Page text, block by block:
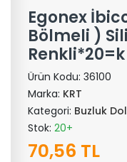
Egonex
Bölmeli )
Renkli*20=k
Ürün Kodu: 36100
Marka: KRT
Kategori: Buzluk
Stok: 20+
70,56 TL